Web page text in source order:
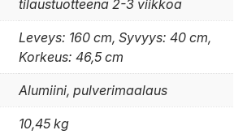
tilaustuotteena 2-3 viikkoa
Leveys: 160 cm, Syvyys: 40 cm,
Korkeus: 46,5 cm
Alumiini, pulverimaalaus
10,45 kg